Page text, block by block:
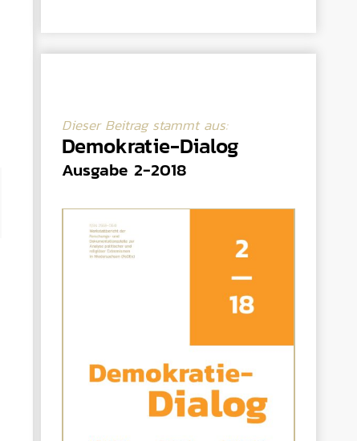
Demokratie-Dialog
Ausgabe 2-2018
Dieser Beitrag stammt aus: